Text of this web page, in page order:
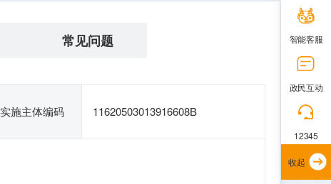
常见问题
实施主体编码 11620503013916608B
智能客服
政民互动
12345
收起